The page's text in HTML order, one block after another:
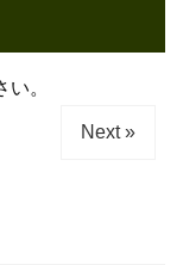
。
Next »